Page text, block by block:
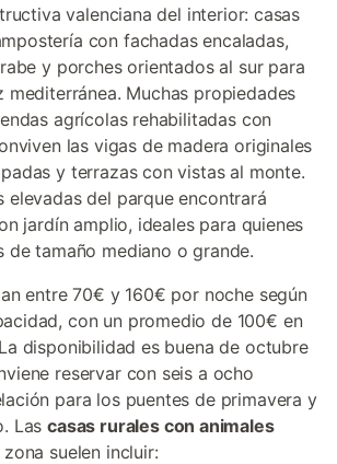
valenciana del interior: casas
con fachadas encaladas,
y porches orientados al sur para
mediterránea. Muchas propiedades
agrícolas rehabilitadas con
las vigas de madera originales
y terrazas con vistas al monte.
elevadas del parque encontrará
jardín amplio, ideales para quienes
de tamaño mediano o grande.
entre 70€ y 160€ por noche según
con un promedio de 100€ en
disponibilidad es buena de octubre
reservar con seis a ocho
para los puentes de primavera y
Lascasas rurales con animales
zona suelen incluir: